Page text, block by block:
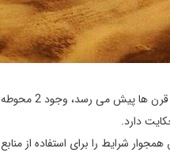
دارد.
شرايط را برای استفاده از